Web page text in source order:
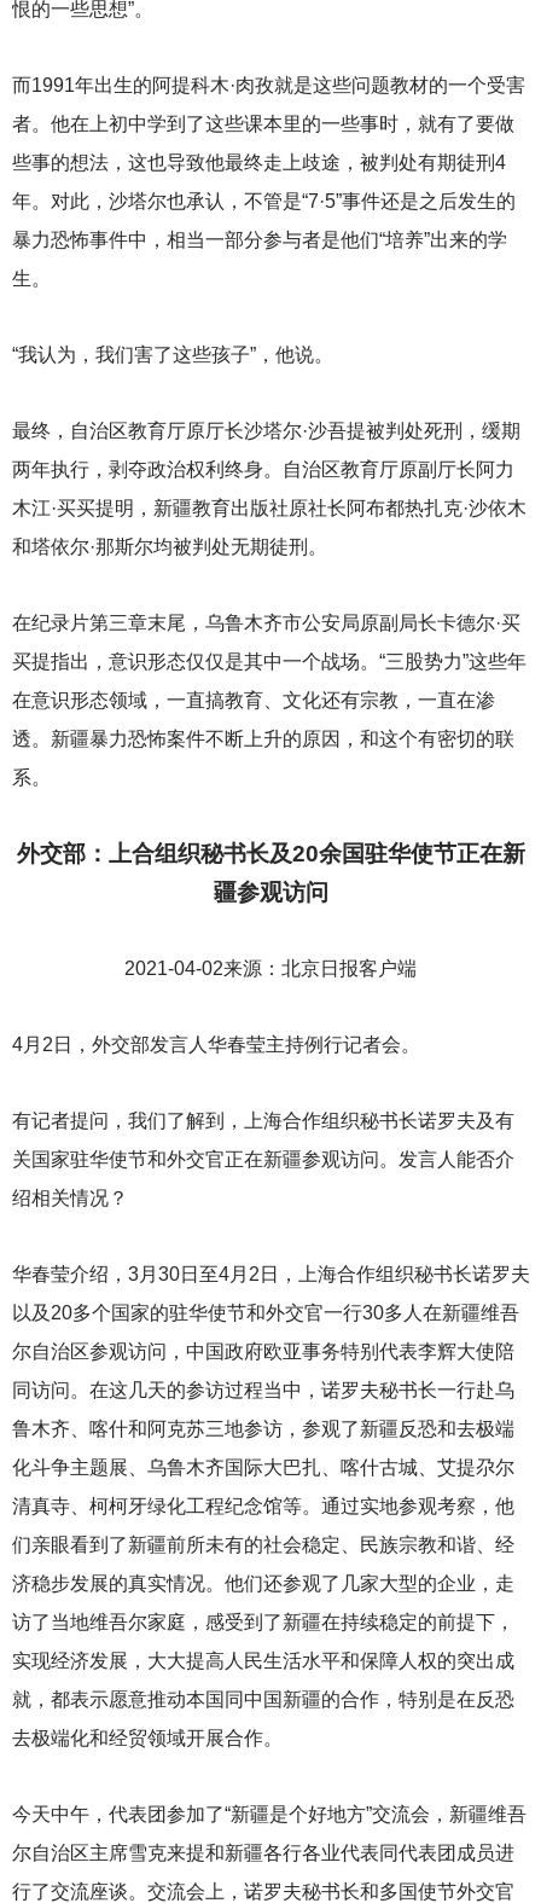
恨的一些思想”。
而1991年出生的阿提科木·肉孜就是这些问题教材的一个受害
者。他在上初中学到了这些课本里的一些事时，就有了要做
些事的想法，这也导致他最终走上歧途，被判处有期徒刑4
年。对此，沙塔尔也承认，不管是“7·5”事件还是之后发生的
暴力恐怖事件中，相当一部分参与者是他们“培养”出来的学
生。
“我认为，我们害了这些孩子”，他说。
最终，自治区教育厅原厅长沙塔尔·沙吾提被判处死刑，缓期
两年执行，剥夺政治权利终身。自治区教育厅原副厅长阿力
木江·买买提明，新疆教育出版社原社长阿布都热扎克·沙依木
和塔依尔·那斯尔均被判处无期徒刑。
在纪录片第三章末尾，乌鲁木齐市公安局原副局长卡德尔·买
买提指出，意识形态仅仅是其中一个战场。“三股势力”这些年
在意识形态领域，一直搞教育、文化还有宗教，一直在渗
透。新疆暴力恐怖案件不断上升的原因，和这个有密切的联
系。
外交部：上合组织秘书长及20余国驻华使节正在新
疆参观访问
2021-04-02来源：北京日报客户端
4月2日，外交部发言人华春莹主持例行记者会。
有记者提问，我们了解到，上海合作组织秘书长诺罗夫及有
关国家驻华使节和外交官正在新疆参观访问。发言人能否介
绍相关情况？
华春莹介绍，3月30日至4月2日，上海合作组织秘书长诺罗夫
以及20多个国家的驻华使节和外交官一行30多人在新疆维吾
尔自治区参观访问，中国政府欧亚事务特别代表李辉大使陪
同访问。在这几天的参访过程当中，诺罗夫秘书长一行赴乌
鲁木齐、喀什和阿克苏三地参访，参观了新疆反恐和去极端
化斗争主题展、乌鲁木齐国际大巴扎、喀什古城、艾提尕尔
清真寺、柯柯牙绿化工程纪念馆等。通过实地参观考察，他
们亲眼看到了新疆前所未有的社会稳定、民族宗教和谐、经
济稳步发展的真实情况。他们还参观了几家大型的企业，走
访了当地维吾尔家庭，感受到了新疆在持续稳定的前提下，
实现经济发展，大大提高人民生活水平和保障人权的突出成
就，都表示愿意推动本国同中国新疆的合作，特别是在反恐
去极端化和经贸领域开展合作。
今天中午，代表团参加了“新疆是个好地方”交流会，新疆维吾
尔自治区主席雪克来提和新疆各行各业代表同代表团成员进
行了交流座谈。交流会上，诺罗夫秘书长和多国使节外交官